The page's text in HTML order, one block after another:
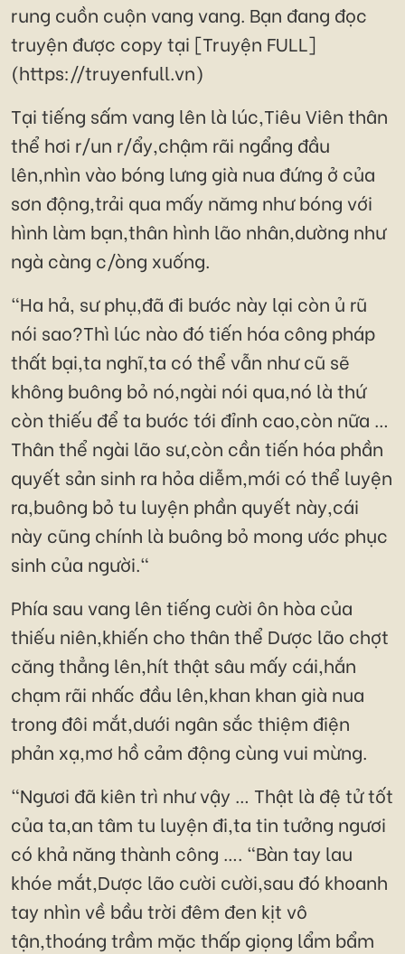
rung cuồn cuộn vang vang. Bạn đang đọc
truyện được copy tại [Truyện FULL]
(https://truyenfull.vn)
Tại tiếng sấm vang lên là lúc,Tiêu Viên thân
thể hơi r/un r/ẩy,chậm rãi ngẩng đầu
lên,nhìn vào bóng lưng già nua đứng ở của
sơn động,trải qua mấy nămg như bóng với
hình làm bạn,thân hình lão nhân,dường như
ngà càng c/òng xuống.
"Ha hả, sư phụ,đã đi bước này lại còn ủ rũ
nói sao?Thì lúc nào đó tiến hóa công pháp
thất bại,ta nghĩ,ta có thể vẫn như cũ sẽ
không buông bỏ nó,ngài nói qua,nó là thứ
còn thiếu để ta bước tới đỉnh cao,còn nữa …
Thân thể ngài lão sư,còn cần tiến hóa phần
quyết sản sinh ra hỏa diễm,mới có thể luyện
ra,buông bỏ tu luyện phần quyết này,cái
này cũng chính là buông bỏ mong ước phục
sinh của người."
Phía sau vang lên tiếng cười ôn hòa của
thiếu niên,khiến cho thân thể Dược lão chợt
căng thẳng lên,hít thật sâu mấy cái,hắn
chạm rãi nhấc đầu lên,khan khan già nua
trong đôi mắt,dưới ngân sắc thiệm điện
phản xạ,mơ hồ cảm động cùng vui mừng.
"Ngươi đã kiên trì như vậy … Thật là đệ tử tốt
của ta,an tâm tu luyện đi,ta tin tưởng ngươi
có khả năng thành công …. "Bàn tay lau
khóe mắt,Dược lão cười cười,sau đó khoanh
tay nhìn về bầu trời đêm đen kịt vô
tận,thoáng trầm mặc thấp giọng lẩm bẩm